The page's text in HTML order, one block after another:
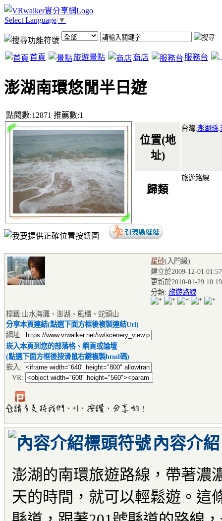
Select Language ▼
首頁 旅遊景點 商店 服務台
澎湖南環悠閒半日遊
點閱數:12871 推薦數:1
位置(地
址)
台灣. 澎湖縣
歸類
旅遊路線
星砂(入門級)
建立於2009-12-01
更新於2010-01-29
分類: 旅遊路線
標籤:山水海灘、澎湖、風櫃、蛇頭山
分享本頁連結(點選下面方框後複製連結Url)
網址:
崁入本頁到您的部落格、網頁或論壇
(點選下面方框後按滑鼠右鍵複製html碼)
嵌入:
VR:
內容介紹
澎湖的南環旅遊路線，帶著濃
天的時間，就可以輕鬆遊。這